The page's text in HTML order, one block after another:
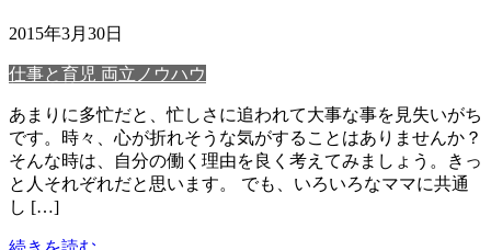
2015年3月30日
仕事と育児 両立ノウハウ
あまりに多忙だと、忙しさに追われて大事な事を見失いがち
です。時々、心が折れそうな気がすることはありませんか？
そんな時は、自分の働く理由を良く考えてみましょう。きっ
と人それぞれだと思います。 でも、いろいろなママに共通
し […]